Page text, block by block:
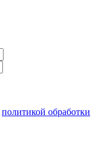
политикой обработки